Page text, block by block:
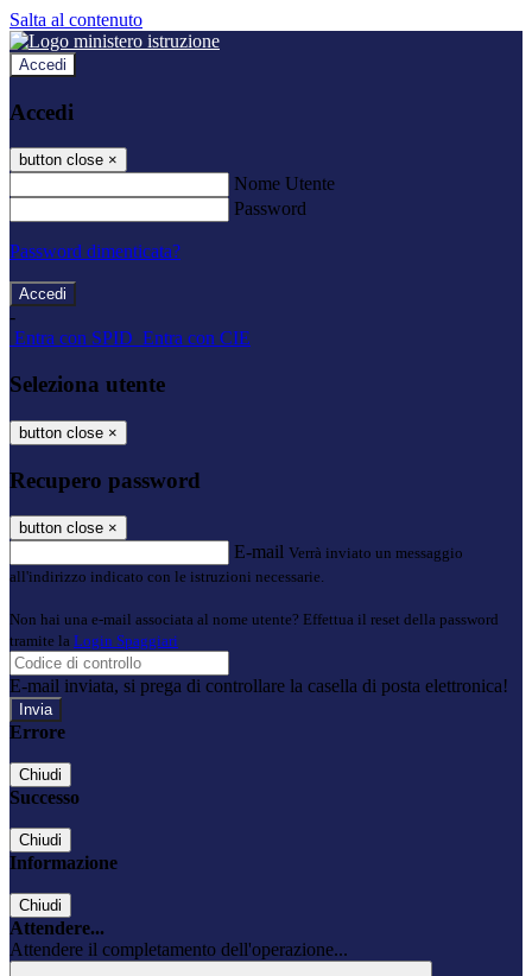
Salta al contenuto
Accedi
Accedi
button close ×
Nome Utente
Password
Password dimenticata?
-
Entra con SPID Entra con CIE
Seleziona utente
button close ×
Recupero password
button close ×
E-mail Verrà inviato un messaggio
all'indirizzo indicato con le istruzioni necessarie.
Non hai una e-mail associata al nome utente? Effettua il reset della password
tramite la Login Spaggiari
E-mail inviata, si prega di controllare la casella di posta elettronica!
Errore
Chiudi
Successo
Chiudi
Informazione
Chiudi
Attendere...
Attendere il completamento dell'operazione...